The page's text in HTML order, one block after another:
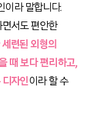
이라 말합니다.
서도 편안한
련된 외형의
때 보다 편리하고,
자인이라 할 수